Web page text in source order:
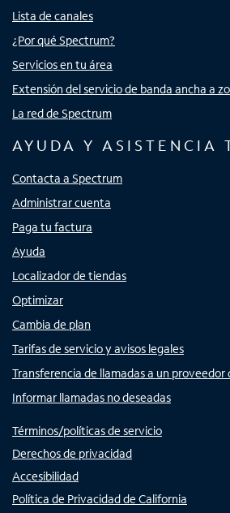
Lista de canales
¿Por qué Spectrum?
Servicios en tu área
Extensión del servicio de banda ancha a
La red de Spectrum
AYUDA Y ASISTENCIA
Contacta a Spectrum
Administrar cuenta
Paga tu factura
Ayuda
Localizador de tiendas
Optimizar
Cambia de plan
Tarifas de servicio y avisos legales
Transferencia de llamadas a un proveedor
Informar llamadas no deseadas
Términos/políticas de servicio
Derechos de privacidad
Accesibilidad
Política de Privacidad de California